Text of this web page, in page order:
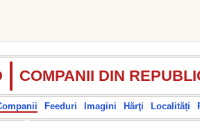
COMPANII DIN
Feeduri Imagini Hărţi Localități